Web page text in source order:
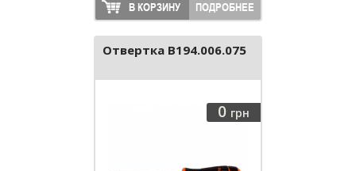
В КОРЗИНУ ПОДРОБНЕЕ
Отвертка B194.006.075
0 грн